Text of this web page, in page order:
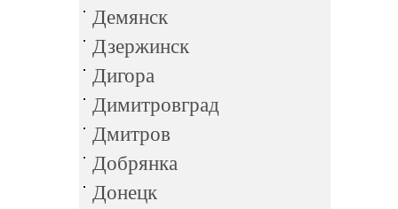
Демянск
Дзержинск
Дигора
Димитровград
Дмитров
Добрянка
Донецк